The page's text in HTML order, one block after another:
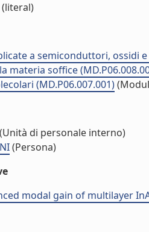
a semiconduttori, ossidi e
materia soffice
(MD.P06.007.001)
(Unità di personale interno)
(Persona)
modal gain of multilayer